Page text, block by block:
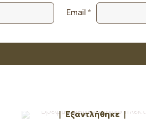
Email *
Εξαντλήθηκε